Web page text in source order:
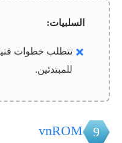
السلبيات:
تتطلب خطوات
للمبتدئين.
9
vnROM